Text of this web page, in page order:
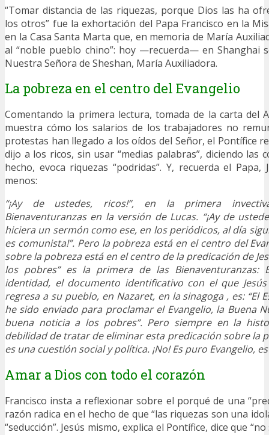
“Tomar distancia de las riquezas, porque Dios las ha
los otros” fue la exhortación del Papa Francisco en la
en la Casa Santa Marta que, en memoria de María
al “noble pueblo chino”: hoy —recuerda— en Shanghai
Nuestra Señora de Sheshan, María Auxiliadora.
La pobreza en el centro del Evangelio
Comentando la primera lectura, tomada de la carta del
muestra cómo los salarios de los trabajadores no
protestas han llegado a los oídos del Señor, el Pontífice
dijo a los ricos, sin usar “medias palabras”, diciendo las
hecho, evoca riquezas “podridas”. Y, recuerda el
menos:
“¡Ay de ustedes, ricos!”, en la primera
Bienaventuranzas en la versión de Lucas. “¡Ay de
hiciera un sermón como ese, en los periódicos, al día
es comunista!”. Pero la pobreza está en el centro del
sobre la pobreza está en el centro de la predicación de
los pobres” es la primera de las Bienaventuranzas:
identidad, el documento identificativo con el que
regresa a su pueblo, en Nazaret, en la sinagoga , es: “El
he sido enviado para proclamar el Evangelio, la Buena
buena noticia a los pobres”. Pero siempre en la
debilidad de tratar de eliminar esta predicación sobre la
es una cuestión social y política. ¡No! Es puro Evangelio,
Amar a Dios con todo el corazón
Francisco insta a reflexionar sobre el porqué de una
razón radica en el hecho de que “las riquezas son una
“seducción”. Jesús mismo, explica el Pontífice, dice que